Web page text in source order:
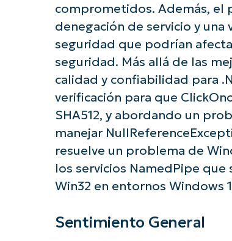
comprometidos. Además, el
denegación de servicio y
seguridad que podrían
seguridad. Más allá de las
calidad y confiabilidad para
verificación para que
SHA512, y abordando un
manejar
resuelve un problema de
los servicios NamedPipe
Win32 en entornos Windows
Sentimiento General